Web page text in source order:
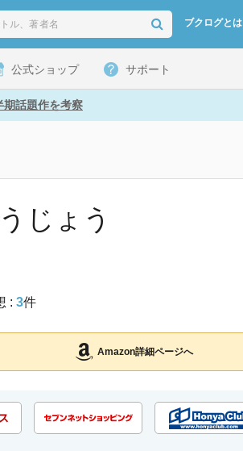
ブクログとは
公式ショップ サポート
期話題作を考察
じょう
: 3件
Amazon詳細ページへ